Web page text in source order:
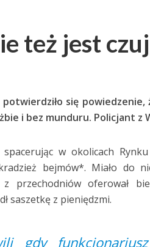
też jest
się powiedzenie,
i bez munduru. Policjant z
spacerując w okolicach
bejmów*. Miało do
przechodniów oferował
saszetkę z pieniędzmi.
gdy